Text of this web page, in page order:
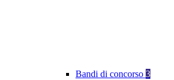
Bandi di concorso 3